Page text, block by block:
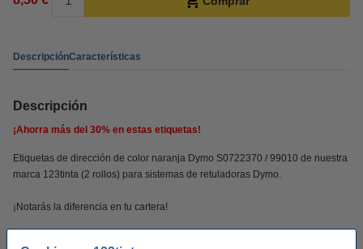
DescripciónCaracterísticas
Descripción
¡Ahorra más del 30% en estas etiquetas!
Etiquetas de dirección de color naranja Dymo S0722370 / 99010 de nuestra
marca 123tinta (2 rollos) para sistemas de retuladoras Dymo.
¡Notarás la diferencia en tu cartera!